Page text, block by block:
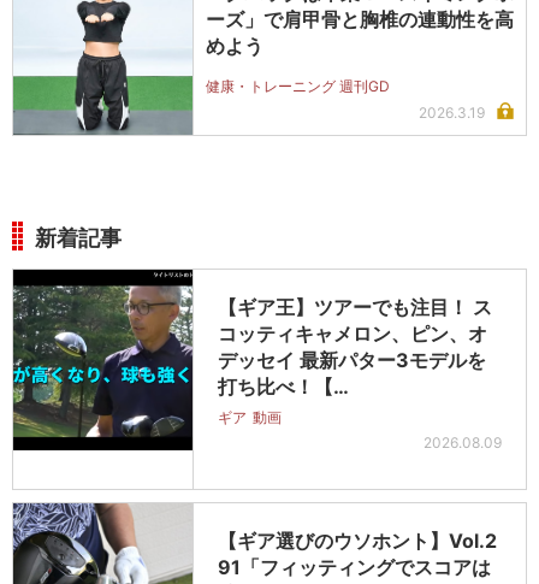
ーズ」で肩甲骨と胸椎の連動性を高
めよう
健康・トレーニング 週刊GD
2026.3.19
新着記事
【ギア王】ツアーでも注目！ ス
コッティキャメロン、ピン、オ
デッセイ 最新パター3モデルを
打ち比べ！【…
ギア 動画
2026.08.09
【ギア選びのウソホント】Vol.2
91「フィッティングでスコアは